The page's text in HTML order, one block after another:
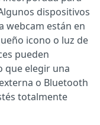
dispositivos
webcam están en
icono o luz de
pueden
que elegir una
o Bluetooth
totalmente